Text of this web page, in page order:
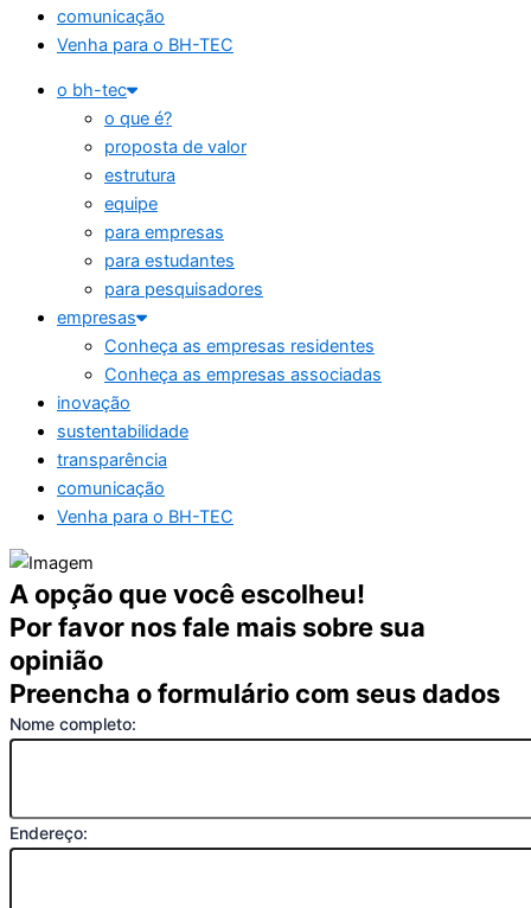
comunicação
Venha para o BH-TEC
o bh-tec
o que é?
proposta de valor
estrutura
equipe
para empresas
para estudantes
para pesquisadores
empresas
Conheça as empresas residentes
Conheça as empresas associadas
inovação
sustentabilidade
transparência
comunicação
Venha para o BH-TEC
A opção que você escolheu!
Por favor nos fale mais sobre sua
opinião
Preencha o formulário com seus dados
Nome completo:
Endereço: